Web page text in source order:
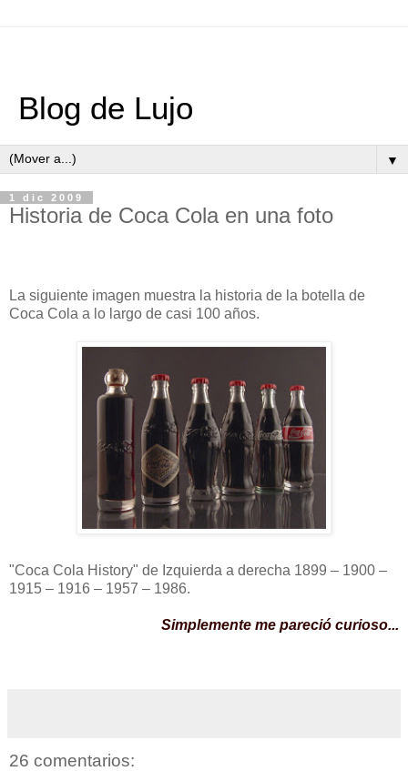
Blog de Lujo
▼
1 dic 2009
Historia de Coca Cola en una foto
La siguiente imagen muestra la historia de la botella de
Coca Cola a lo largo de casi 100 años.
"Coca Cola History" de Izquierda a derecha 1899 – 1900 –
1915 – 1916 – 1957 – 1986.
Simplemente me pareció curioso...
26 comentarios: